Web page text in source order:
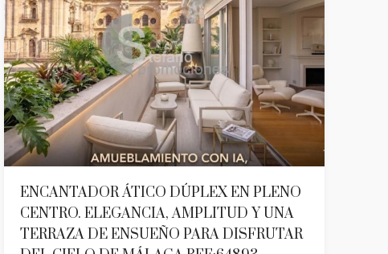
ENCANTADOR ÁTICO DÚPLEX EN PLENO
CENTRO. ELEGANCIA, AMPLITUD Y UNA
TERRAZA DE ENSUEÑO PARA DISFRUTAR